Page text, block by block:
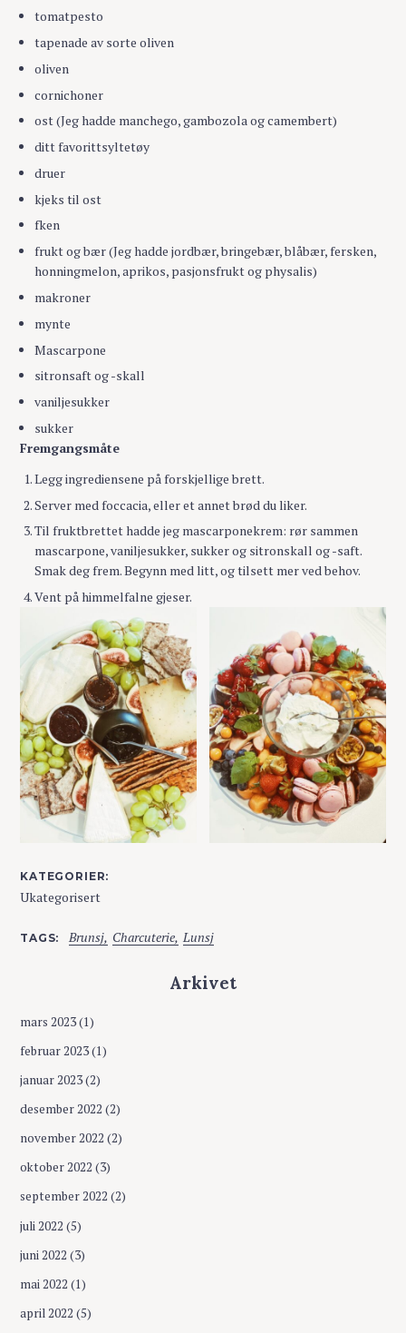
tomatpesto
tapenade av sorte oliven
oliven
cornichoner
ost (Jeg hadde manchego, gambozola og camembert)
ditt favorittsyltetøy
druer
kjeks til ost
fken
frukt og bær (Jeg hadde jordbær, bringebær, blåbær, fersken,
honningmelon, aprikos, pasjonsfrukt og physalis)
makroner
mynte
Mascarpone
sitronsaft og -skall
vaniljesukker
sukker
Fremgangsmåte
Legg ingrediensene på forskjellige brett.
Server med foccacia, eller et annet brød du liker.
Til fruktbrettet hadde jeg mascarponekrem: rør sammen
mascarpone, vaniljesukker, sukker og sitronskall og -saft.
Smak deg frem. Begynn med litt, og tilsett mer ved behov.
Vent på himmelfalne gjeser.
KATEGORIER
Ukategorisert
TAGS Brunsj Charcuterie Lunsj
Arkivet
mars 2023(1)
februar 2023(1)
januar 2023(2)
desember 2022 (2)
november 2022 (2)
oktober 2022 (3)
september 2022 (2)
juli 2022 (5)
juni 2022 (3)
mai 2022 (1)
april 2022 (5)